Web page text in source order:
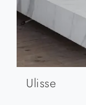
Ulisse